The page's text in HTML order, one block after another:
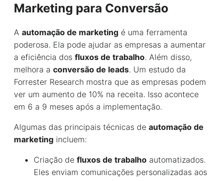
Marketing para Conversão
A automação de marketing é uma ferramenta
poderosa. Ela pode ajudar as empresas a aumentar
a eficiência dos fluxos de trabalho. Além disso,
melhora a conversão de leads. Um estudo da
Forrester Research mostra que as empresas podem
ver um aumento de 10% na receita. Isso acontece
em 6 a 9 meses após a implementação.
Algumas das principais técnicas de automação de
marketing incluem:
Criação de fluxos de trabalho automatizados.
Eles enviam comunicações personalizadas aos